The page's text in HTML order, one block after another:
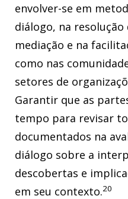
envolver-se em
diálogo, na
mediação e na
como nas
setores de
Garantir que as
tempo para revisar
documentados na
diálogo sobre a
descobertas e
em seu contexto.20